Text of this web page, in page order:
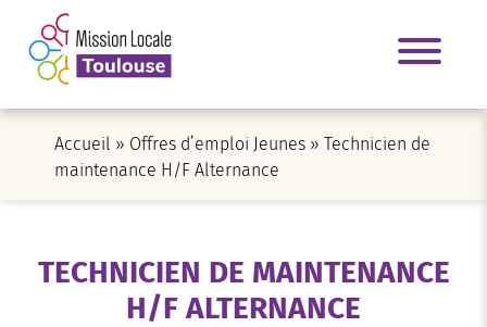
Accueil » Offres d’emploi Jeunes » Technicien de
maintenance H/F Alternance
TECHNICIEN DE MAINTENANCE
H/F ALTERNANCE